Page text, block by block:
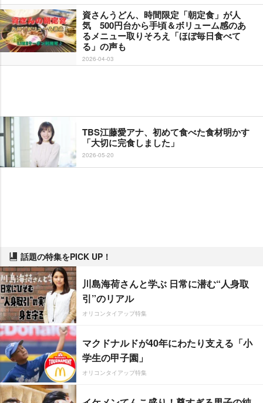
資さんうどん、時間限定「朝定食」が人
気 500円台から手頃＆ボリューム感のあ
るメニュー取りそろえ「ほぼ毎日食べて
る」の声も
2026-04-03
TBS江藤愛アナ、初めて食べた食材明かす
「大切に完食しました」
2026-05-20
話題の特集をPICK UP！
川島海荷さんと学ぶ 日常に潜む“人身取
引”のリアル
オリコンタイアップ特集
マクドナルドが40年にわたり支える「小
学生の甲子園」
オリコンタイアップ特集